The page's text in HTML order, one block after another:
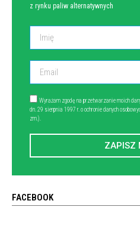
z rynku paliw alternatywnych
Wyrażam zgodę na przetwarzanie moich
dn. 29 sierpnia 1997 r. o ochronie danych
zm.).
ZAPISZ
FACEBOOK